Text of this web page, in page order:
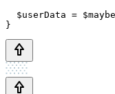
$userData =
}